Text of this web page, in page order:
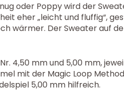
oder Poppy wird der
eher „leicht und fluffig“,
wärmer. Der Sweater auf
4,50 mm und 5,00 mm,
mit der Magic Loop
5,00 mm hilfreich.